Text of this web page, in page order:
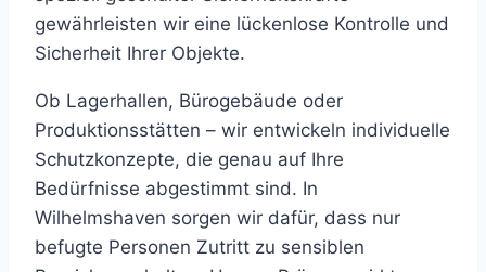
gewährleisten wir eine lückenlose Kontrolle und
Sicherheit Ihrer Objekte.
Ob Lagerhallen, Bürogebäude oder
Produktionsstätten – wir entwickeln individuelle
Schutzkonzepte, die genau auf Ihre
Bedürfnisse abgestimmt sind. In
Wilhelmshaven sorgen wir dafür, dass nur
befugte Personen Zutritt zu sensiblen